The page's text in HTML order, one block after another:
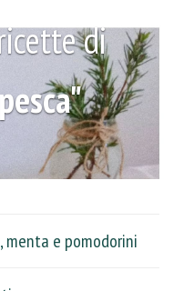
di
menta e pomodorini